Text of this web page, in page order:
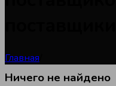
Главная
Ничего не найдено